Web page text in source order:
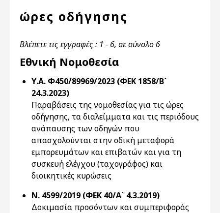
ώρες οδήγησης
Βλέπετε τις εγγραφές : 1 - 6, σε σύνολο 6
Εθνική Νομοθεσία
Υ.Α. Φ450/89969/2023 (ΦΕΚ 1858/Β`
24.3.2023)
Παραβάσεις της νομοθεσίας για τις ώρες
οδήγησης, τα διαλείμματα και τις περιόδους
ανάπαυσης των οδηγών που
απασχολούνται στην οδική μεταφορά
εμπορευμάτων και επιβατών και για τη
συσκευή ελέγχου (ταχογράφος) και
διοικητικές κυρώσεις
Ν. 4599/2019 (ΦΕΚ 40/Α` 4.3.2019)
Δοκιμασία προσόντων και συμπεριφοράς